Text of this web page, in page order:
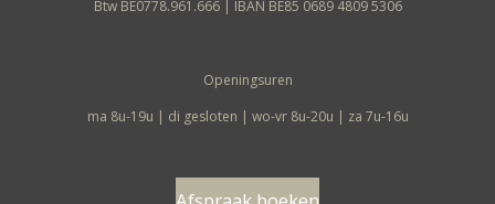
Btw BE0778.961.666 | IBAN BE85 0689 4809 5306
Openingsuren
ma 8u-19u | di gesloten | wo-vr 8u-20u | za 7u-16u